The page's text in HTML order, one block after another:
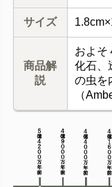
サイズ
商品解
説
およそ
化石、
の虫を
（